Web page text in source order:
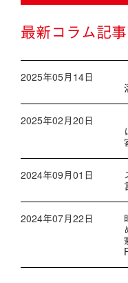
最新コラム記事
2025年05月14日
2025年02月20日
2024年09月01日
2024年07月22日